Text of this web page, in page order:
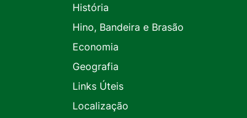
História
Hino, Bandeira e Brasão
Economia
Geografia
Links Úteis
Localização